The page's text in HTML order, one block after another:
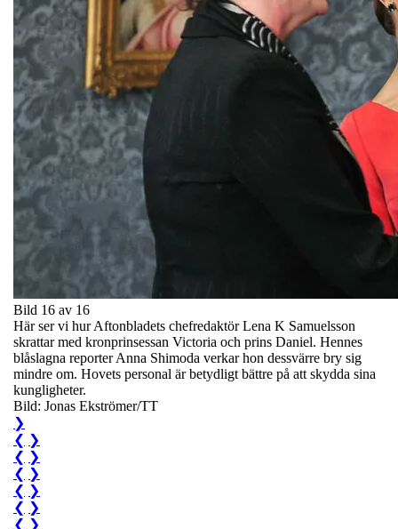
Bild 16 av 16
Här ser vi hur Aftonbladets chefredaktör Lena K Samuelsson
skrattar med kronprinsessan Victoria och prins Daniel. Hennes
blåslagna reporter Anna Shimoda verkar hon dessvärre bry sig
mindre om. Hovets personal är betydligt bättre på att skydda sina
kungligheter.
Bild: Jonas Ekströmer/TT
❯
❮ ❯
❮ ❯
❮ ❯
❮ ❯
❮ ❯
❮ ❯